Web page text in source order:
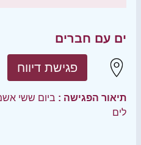
ים עם חברים
פגישת דיווח
תיאור הפגישה : ביום ששי
לים